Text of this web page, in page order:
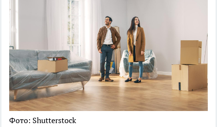
Фото: Shutterstock